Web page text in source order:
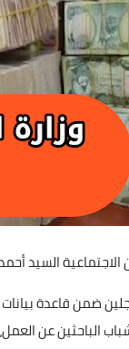
أحمد الأسدي اطلاق الوجبة
ضمن قاعدة بيانات
الباحثين عن